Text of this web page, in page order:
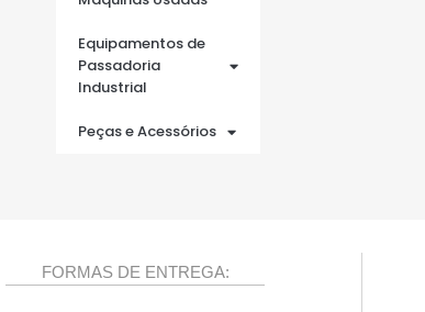
Equipamentos de
Passadoria
Industrial
Peças e Acessórios
FORMAS DE ENTREGA: